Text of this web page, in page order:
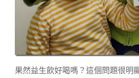
果然益生飲好喝嗎？這個問題很明